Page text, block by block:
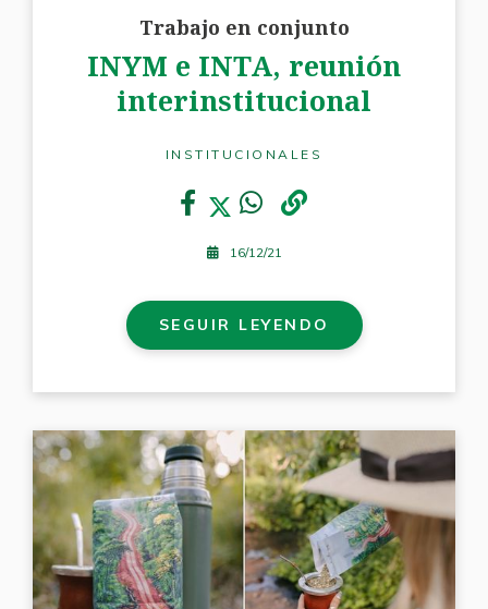
Trabajo en conjunto
INYM e INTA, reunión
interinstitucional
INSTITUCIONALES
16/12/21
SEGUIR LEYENDO